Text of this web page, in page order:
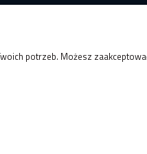
potrzeb. Możesz